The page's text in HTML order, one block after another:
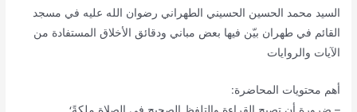
السيد محمد الحسين الحسيني الطهراني رضوان الله عليه في مسجد
القائم في طهران بيّن فيها بعض مباني ودقائق الأخلاق المستفادة من
الآيات والروايات
أهم محتويات المحاضرة:
– ضرورة أن تصبح القراءة والتلفظ الصحيح في الصلاة ملكةً؛